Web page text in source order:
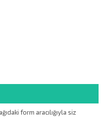
form aracılığıyla siz